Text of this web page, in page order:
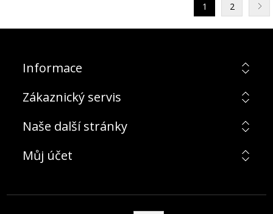
1 2
Informace
Zákaznický servis
Naše další stránky
Můj účet